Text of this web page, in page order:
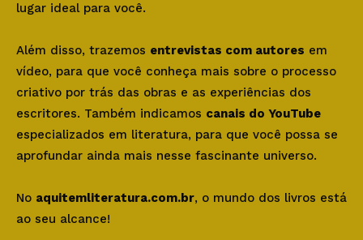
lugar ideal para você.
Além disso, trazemos entrevistas com autores em
vídeo, para que você conheça mais sobre o processo
criativo por trás das obras e as experiências dos
escritores. Também indicamos canais do YouTube
especializados em literatura, para que você possa se
aprofundar ainda mais nesse fascinante universo.
No aquitemliteratura.com.br, o mundo dos livros está
ao seu alcance!